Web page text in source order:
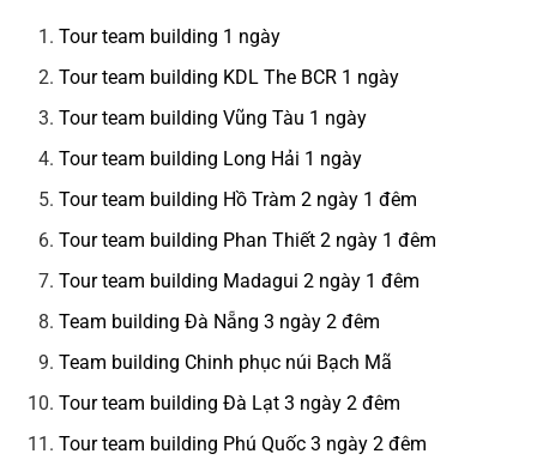
Tour team building 1 ngày
Tour team building KDL The BCR 1 ngày
Tour team building Vũng Tàu 1 ngày
Tour team building Long Hải 1 ngày
Tour team building Hồ Tràm 2 ngày 1 đêm
Tour team building Phan Thiết 2 ngày 1 đêm
Tour team building Madagui 2 ngày 1 đêm
Team building Đà Nẵng 3 ngày 2 đêm
Team building Chinh phục núi Bạch Mã
Tour team building Đà Lạt 3 ngày 2 đêm
Tour team building Phú Quốc 3 ngày 2 đêm